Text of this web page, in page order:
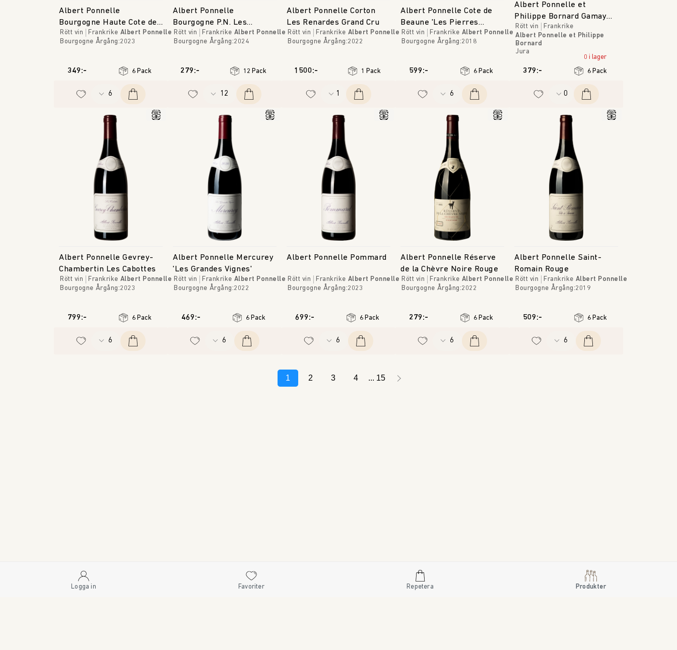
Albert Ponnelle
Bourgogne Haute Cote de
Beaune
Rött vin Frankrike Albert Ponnelle
Bourgogne Årgång:2023
349:- 6 Pack
Albert Ponnelle
Bourgogne P.N. Les
Tilleuls
Rött vin Frankrike Albert Ponnelle
Bourgogne Årgång:2024
279:- 12 Pack
Albert Ponnelle Corton
Les Renardes Grand Cru
Rött vin Frankrike Albert Ponnelle
Bourgogne Årgång:2022
1500:- 1 Pack
Albert Ponnelle Cote de
Beaune 'Les Pierres
Blanches'
Rött vin Frankrike Albert Ponnelle
Bourgogne Årgång:2018
599:- 6 Pack
Albert Ponnelle et
Philippe Bornard Gamay
Noir
Rött vin
Frankrike
Albert Ponnelle et Philippe
Bornard
Jura
0 i lager
379:- 6 Pack
Albert Ponnelle Gevrey-
Chambertin Les Cabottes
Rött vin Frankrike Albert Ponnelle
Bourgogne Årgång:2023
799:- 6 Pack
Albert Ponnelle Mercurey
'Les Grandes Vignes'
Rött vin Frankrike Albert Ponnelle
Bourgogne Årgång:2022
469:- 6 Pack
Albert Ponnelle Pommard
Rött vin Frankrike Albert Ponnelle
Bourgogne Årgång:2023
699:- 6 Pack
Albert Ponnelle Réserve
de la Chèvre Noire Rouge
Rött vin Frankrike Albert Ponnelle
Bourgogne Årgång:2022
279:- 6 Pack
Albert Ponnelle Saint-
Romain Rouge
Rött vin Frankrike Albert Ponnelle
Bourgogne Årgång:2019
509:- 6 Pack
1 2 3 4 15
Logga in Favoriter Repetera Produkter